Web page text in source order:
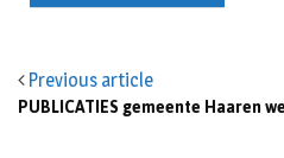
Previous article
PUBLICATIES gemeente Haaren